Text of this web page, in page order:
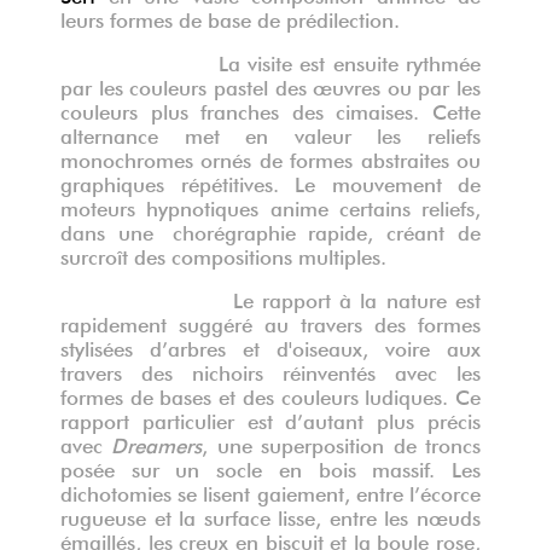
leurs formes de base de prédilection.
La visite est ensuite rythmée
par les couleurs pastel des œuvres ou par les
couleurs plus franches des cimaises. Cette
alternance met en valeur les reliefs
monochromes ornés de formes abstraites ou
graphiques répétitives. Le mouvement de
moteurs hypnotiques anime certains reliefs,
dans une chorégraphie rapide, créant de
surcroît des compositions multiples.
Le rapport à la nature est
rapidement suggéré au travers des formes
stylisées d’arbres et d'oiseaux, voire aux
travers des nichoirs réinventés avec les
formes de bases et des couleurs ludiques. Ce
rapport particulier est d’autant plus précis
avec Dreamers, une superposition de troncs
posée sur un socle en bois massif. Les
dichotomies se lisent gaiement, entre l’écorce
rugueuse et la surface lisse, entre les nœuds
émaillés, les creux en biscuit et la boule rose,